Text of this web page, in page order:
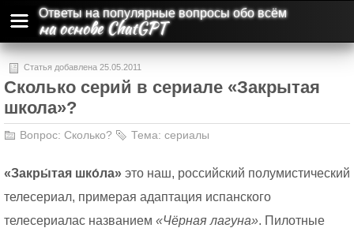
Ответы на популярные вопросы обо всём
на основе ChatGPT
Статья добавлена 25.05.2011
Сколько серий в сериале «Закрытая
школа»?
Вопрос: Сколько? Тема: сериалы
«Закры́тая шко́ла» это наш, российский полумистический
телесериал, примерая адаптация испанского
телесериалас названием «Чёрная лагуна». Пилотные